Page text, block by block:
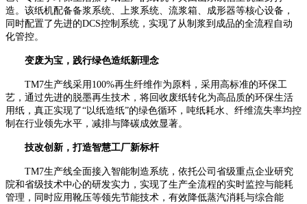
造。该纸机配备备浆系统、上浆系统、流浆箱、成形器等核心设备，
同时配置了先进的DCS控制系统，实现了从制浆到成品的全流程自动
化管控。
变废为宝，践行绿色造纸新理念
TM7生产线采用100%再生纤维作为原料，采用高标准的环保工
艺，通过先进的脱墨再生技术，将回收废纸转化为高品质的环保生活
用纸，真正实现了“以纸造纸”的绿色循环，吨纸耗水、纤维流失率均控
制在行业领先水平，减排与降碳成效显著。
技改创新，打造智慧工厂新标杆
TM7生产线全面接入智能制造系统，依托公司省级重点企业研究
院和省级技术中心的研发实力，实现了生产全流程的实时监控与能耗
管理，同时应用靴压等领先节能技术，有效降低蒸汽消耗与综合能